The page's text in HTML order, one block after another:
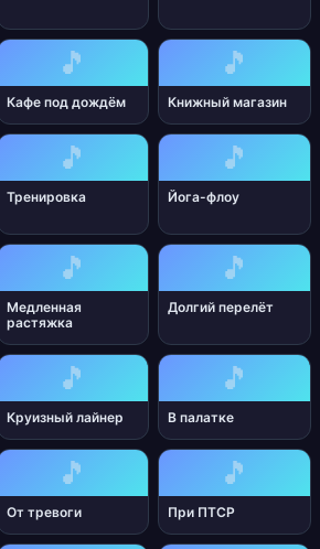
🎵
Кафе под дождём
🎵
Книжный магазин
🎵
Тренировка
🎵
Йога-флоу
🎵
Медленная
растяжка
🎵
Долгий перелёт
🎵
Круизный лайнер
🎵
В палатке
🎵
От тревоги
🎵
При ПТСР